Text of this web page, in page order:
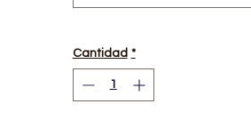
Cantidad *